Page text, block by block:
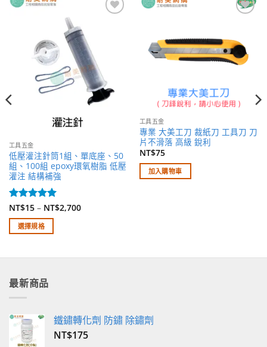
工具五金
低壓灌注針筒1組、單底座、50
組、100組 epoxy環氧樹脂 低壓
灌注 結構補強
評分5滿
分 5
NT$15– NT$2,700
選擇規格
有
多
款
式。
可
工具五金
專業 大美工刀 裁紙刀 工具刀 刀
片不滑落 高級 銳利
NT$75
加入購物車
最新商品
鐵鏽轉化劑 防鏽 除鏽劑
NT$175